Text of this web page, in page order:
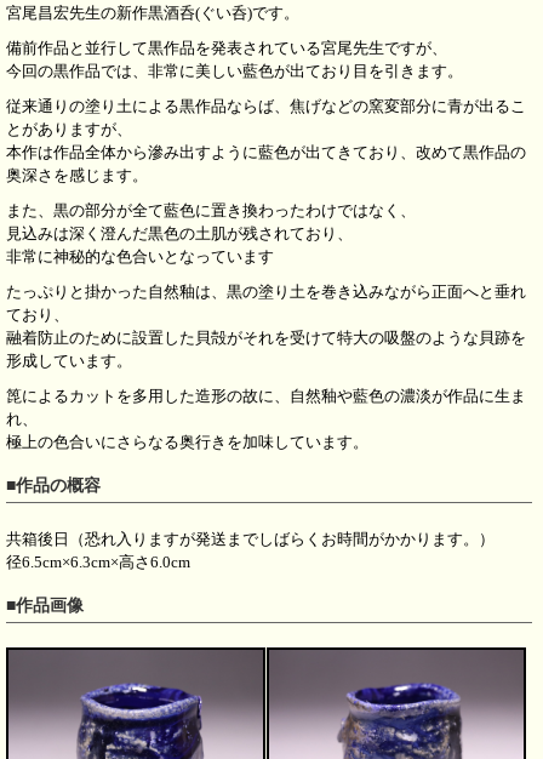
宮尾昌宏先生の新作黒酒呑(ぐい呑)です。
備前作品と並行して黒作品を発表されている宮尾先生ですが、
今回の黒作品では、非常に美しい藍色が出ており目を引きます。
従来通りの塗り土による黒作品ならば、焦げなどの窯変部分に青が出るこ
とがありますが、
本作は作品全体から滲み出すように藍色が出てきており、改めて黒作品の
奥深さを感じます。
また、黒の部分が全て藍色に置き換わったわけではなく、
見込みは深く澄んだ黒色の土肌が残されており、
非常に神秘的な色合いとなっています
たっぷりと掛かった自然釉は、黒の塗り土を巻き込みながら正面へと垂れ
ており、
融着防止のために設置した貝殻がそれを受けて特大の吸盤のような貝跡を
形成しています。
箆によるカットを多用した造形の故に、自然釉や藍色の濃淡が作品に生ま
れ、
極上の色合いにさらなる奥行きを加味しています。
■作品の概容
共箱後日（恐れ入りますが発送までしばらくお時間がかかります。）
径6.5cm×6.3cm×高さ6.0cm
■作品画像